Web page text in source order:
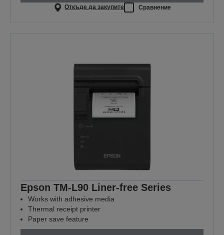
Откъде да закупите Сравнение
Epson TM-L90 Liner-free Series
Works with adhesive media
Thermal receipt printer
Paper save feature